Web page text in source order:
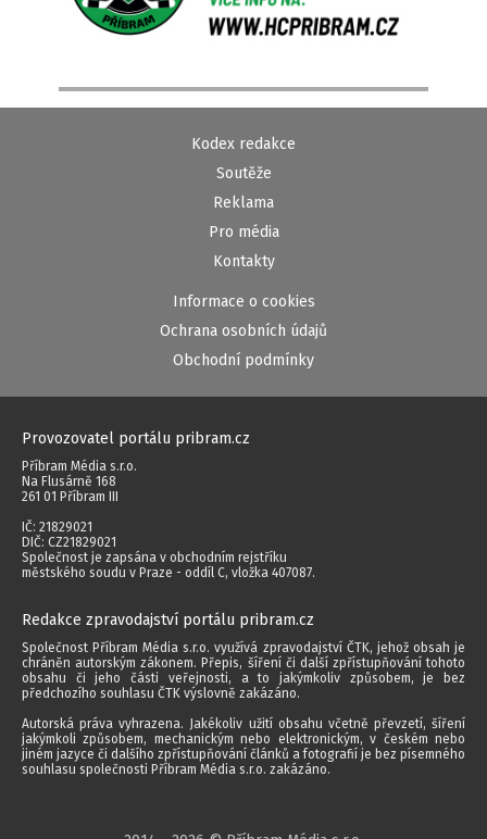
Kodex redakce
Soutěže
Reklama
Pro média
Kontakty
Informace o cookies
Ochrana osobních údajů
Obchodní podmínky
Provozovatel portálu pribram.cz
Příbram Média s.r.o.
Na Flusárně 168
261 01 Příbram III
IČ: 21829021
DIČ: CZ21829021
Společnost je zapsána v obchodním rejstříku
městského soudu v Praze - oddíl C, vložka 407087.
Redakce zpravodajství portálu pribram.cz
Společnost Příbram Média s.r.o. využívá zpravodajství ČTK, jehož obsah je
chráněn autorským zákonem. Přepis, šíření či další zpřístupňování tohoto
obsahu či jeho části veřejnosti, a to jakýmkoliv způsobem, je bez
předchozího souhlasu ČTK výslovně zakázáno.
Autorská práva vyhrazena. Jakékoliv užití obsahu včetně převzetí, šíření
jakýmkoli způsobem, mechanickým nebo elektronickým, v českém nebo
jiném jazyce či dalšího zpřístupňování článků a fotografií je bez písemného
souhlasu společnosti Příbram Média s.r.o. zakázáno.